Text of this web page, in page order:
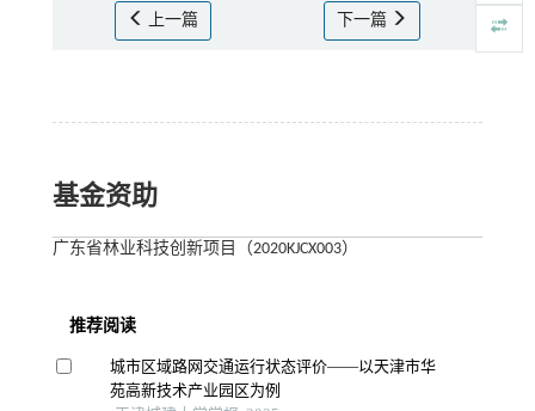
上一篇 下一篇
基金资助
广东省林业科技创新项目（2020KJCX003）